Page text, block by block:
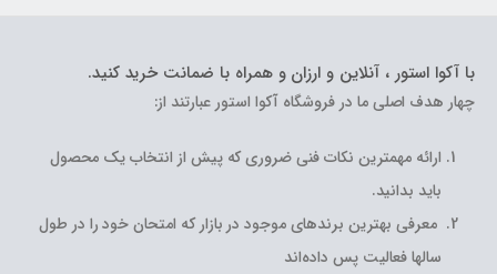
با آکوا استور ، آنلاین و ارزان و همراه با ضمانت خرید کنید.
چهار هدف اصلی ما در فروشگاه آکوا استور عبارتند از:
ارائه مهمترین نکات فنی ضروری که پیش از انتخاب یک محصول
باید بدانید.
معرفی بهترین برندهای موجود در بازار که امتحان خود را در طول
سالها فعالیت پس داده‌اند